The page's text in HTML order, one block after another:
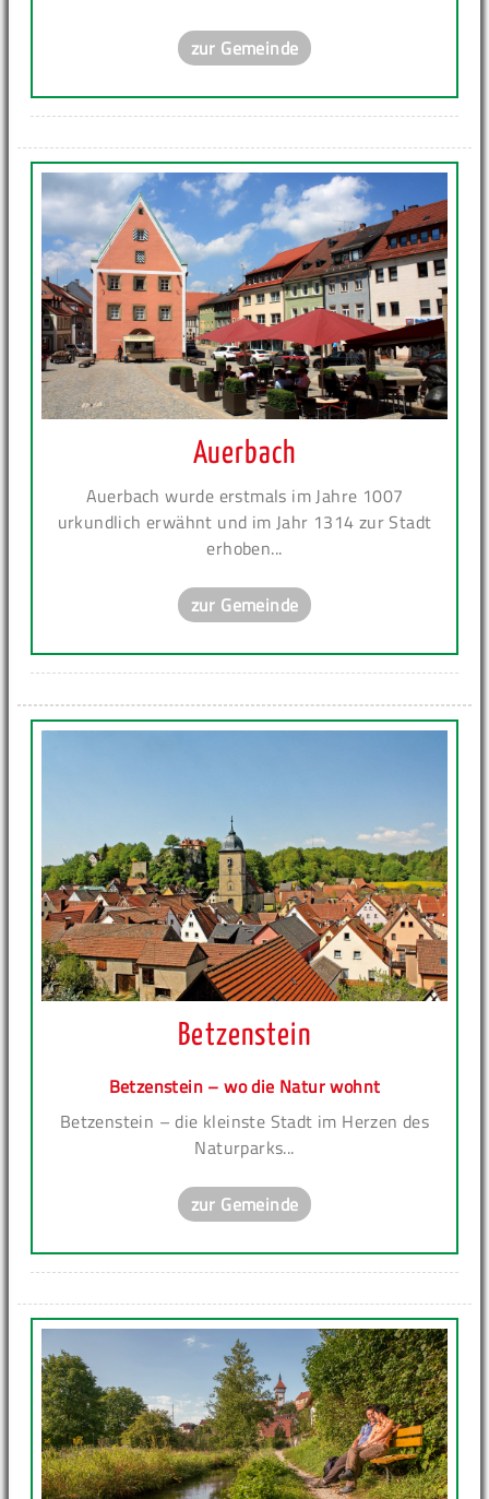
zur Gemeinde
Auerbach
Auerbach wurde erstmals im Jahre 1007
urkundlich erwähnt und im Jahr 1314 zur Stadt
erhoben...
zur Gemeinde
Betzenstein
Betzenstein – wo die Natur wohnt
Betzenstein – die kleinste Stadt im Herzen des
Naturparks...
zur Gemeinde